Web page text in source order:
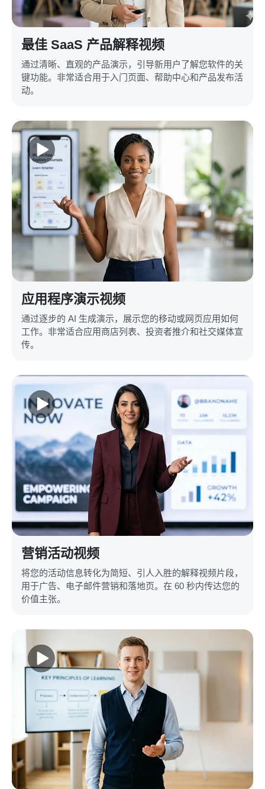
最佳 SaaS 产品解释视频
通过清晰、直观的产品演示，引导新用户了解您软件的关
键功能。非常适合用于入门页面、帮助中心和产品发布活
动。
应用程序演示视频
通过逐步的 AI 生成演示，展示您的移动或网页应用如何
工作。非常适合应用商店列表、投资者推介和社交媒体宣
传。
营销活动视频
将您的活动信息转化为简短、引人入胜的解释视频片段，
用于广告、电子邮件营销和落地页。在 60 秒内传达您的
价值主张。